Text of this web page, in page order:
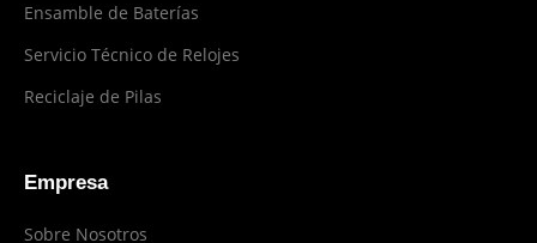
Ensamble de Baterías
Servicio Técnico de Relojes
Reciclaje de Pilas
Empresa
Sobre Nosotros